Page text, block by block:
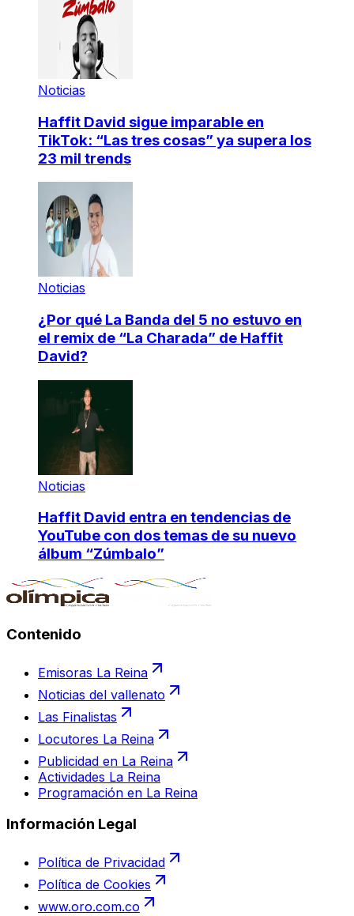
Noticias
Haffit David sigue imparable en
TikTok: “Las tres cosas” ya supera los
23 mil trends
Noticias
¿Por qué La Banda del 5 no estuvo en
el remix de “La Charada” de Haffit
David?
Noticias
Haffit David entra en tendencias de
YouTube con dos temas de su nuevo
álbum “Zúmbalo”
Contenido
Emisoras La Reina
Noticias del vallenato
Las Finalistas
Locutores La Reina
Publicidad en La Reina
Actividades La Reina
Programación en La Reina
Información Legal
Política de Privacidad
Política de Cookies
www.oro.com.co